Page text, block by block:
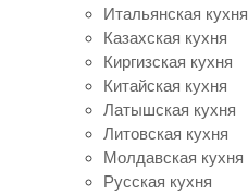
Итальянская кухня
Казахская кухня
Киргизская кухня
Китайская кухня
Латышская кухня
Литовская кухня
Молдавская кухня
Русская кухня